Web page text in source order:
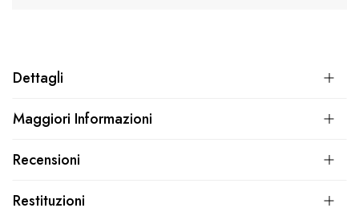
Dettagli
Maggiori Informazioni
Recensioni
Restituzioni